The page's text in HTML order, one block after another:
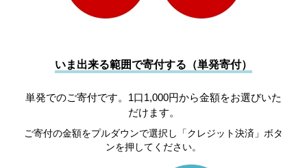
いま出来る範囲で寄付する（単発寄付）
単発でのご寄付です。1口1,000円から金額をお選びいた
だけます。
ご寄付の金額をプルダウンで選択し「クレジット決済」ボタ
ンを押してください。